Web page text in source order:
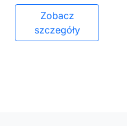
Zobacz
szczegóły